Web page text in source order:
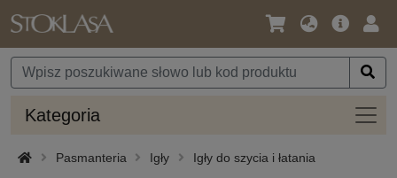
Język
Waluta
Oferta
Kategoria
Pasmanteria Igły Igły do szycia i łatania